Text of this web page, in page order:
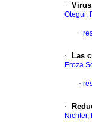
·
Otegui,
·
· Las
Eroza
·
·
Nichter,